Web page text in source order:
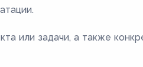
или задачи, а также